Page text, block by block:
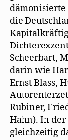
dämonisierte
die
Scheerbart,
darin wie
Ernst Blass,
Rubiner,
Hahn). In
gleichzeitig